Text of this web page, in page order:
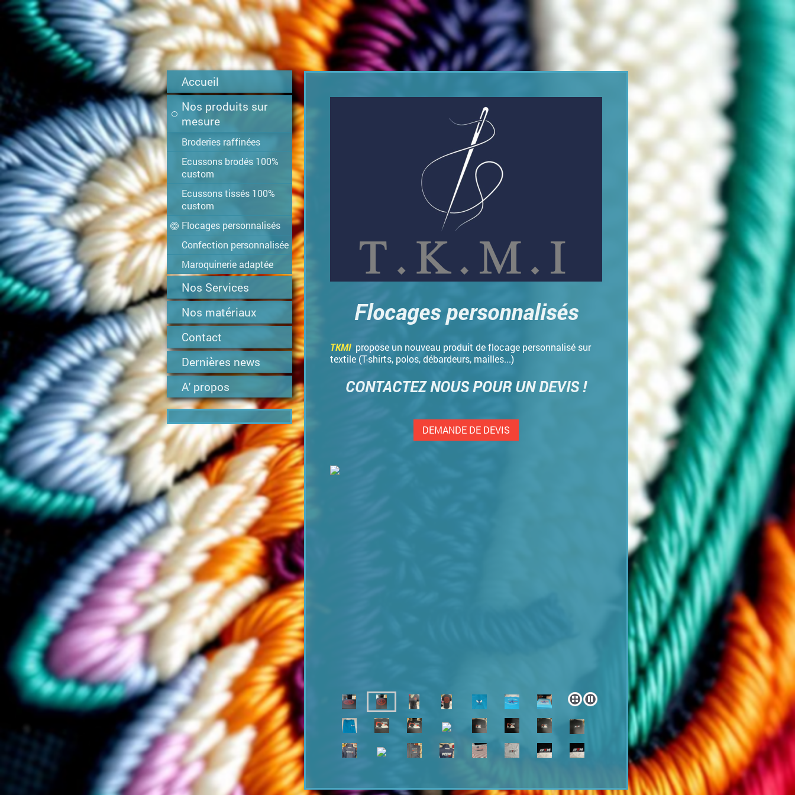
Accueil
Nos produits sur
mesure
Broderies raffinées
Ecussons brodés 100%
custom
Ecussons tissés 100%
custom
Flocages personnalisés
Confection personnalisée
Maroquinerie adaptée
Nos Services
Nos matériaux
Contact
Dernières news
A' propos
Flocages personnalisés
TKMI propose un nouveau produit de flocage personnalisé sur
textile (T-shirts, polos, débardeurs, mailles...)
CONTACTEZ NOUS POUR UN DEVIS !
DEMANDE DE DEVIS